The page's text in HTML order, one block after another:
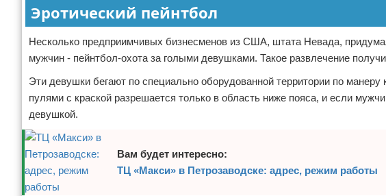
Эротический пейнтбол
Несколько предприимчивых бизнесменов из США, штата Невада,
мужчин - пейнтбол-охота за голыми девушками. Такое развлечение
Эти девушки бегают по специально оборудованной территории по
пулями с краской разрешается только в область ниже пояса, и если
девушкой.
Вам будет интересно:
ТЦ «Макси» в Петрозаводске: адрес, режим работы